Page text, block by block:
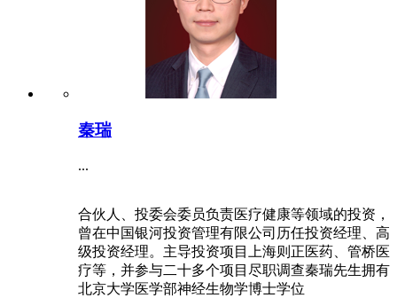
秦瑞
...
合伙人、投委会委员负责医疗健康等领域的投资，
曾在中国银河投资管理有限公司历任投资经理、高
级投资经理。主导投资项目上海则正医药、管桥医
疗等，并参与二十多个项目尽职调查秦瑞先生拥有
北京大学医学部神经生物学博士学位